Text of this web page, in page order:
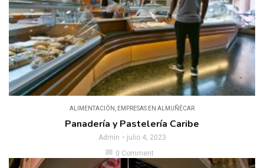
ALIMENTACIÓN EMPRESAS EN ALMUÑÉCAR
Panadería y Pastelería Caribe
Admin
julio 4, 2023
chat_bubble 0 Comment